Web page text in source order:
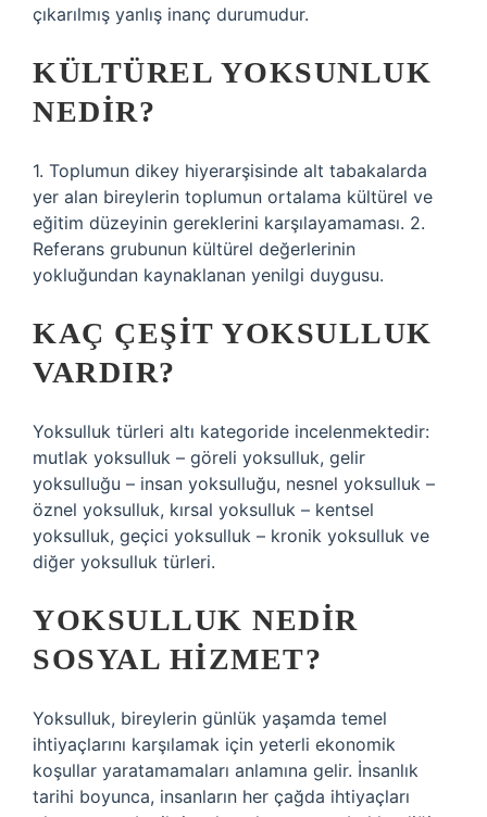
çıkarılmış yanlış inanç durumudur.
KÜLTÜREL YOKSUNLUK
NEDIR?
1. Toplumun dikey hiyerarşisinde alt tabakalarda
yer alan bireylerin toplumun ortalama kültürel ve
eğitim düzeyinin gereklerini karşılayamaması. 2.
Referans grubunun kültürel değerlerinin
yokluğundan kaynaklanan yenilgi duygusu.
KAÇ ÇEŞIT YOKSULLUK
VARDIR?
Yoksulluk türleri altı kategoride incelenmektedir:
mutlak yoksulluk – göreli yoksulluk, gelir
yoksulluğu – insan yoksulluğu, nesnel yoksulluk –
öznel yoksulluk, kırsal yoksulluk – kentsel
yoksulluk, geçici yoksulluk – kronik yoksulluk ve
diğer yoksulluk türleri.
YOKSULLUK NEDIR
SOSYAL HIZMET?
Yoksulluk, bireylerin günlük yaşamda temel
ihtiyaçlarını karşılamak için yeterli ekonomik
koşullar yaratamamaları anlamına gelir. İnsanlık
tarihi boyunca, insanların her çağda ihtiyaçları